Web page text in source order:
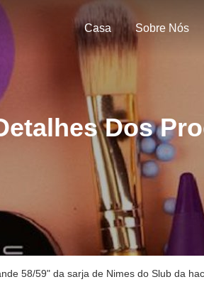
Casa Sobre Nós
Dos
58/59" da sarja de Nimes do Slub da